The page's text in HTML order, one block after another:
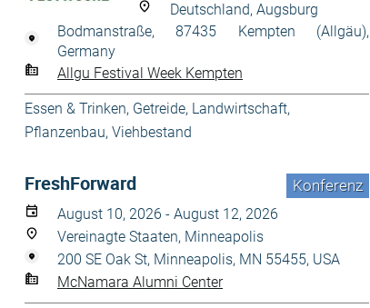
Deutschland, Augsburg
Bodmanstraße, 87435 Kempten (Allgäu),
Germany
Allgu Festival Week Kempten
Essen & Trinken, Getreide, Landwirtschaft,
Pflanzenbau, Viehbestand
Konferenz
FreshForward
August 10, 2026 - August 12, 2026
Vereinagte Staaten, Minneapolis
200 SE Oak St, Minneapolis, MN 55455, USA
McNamara Alumni Center